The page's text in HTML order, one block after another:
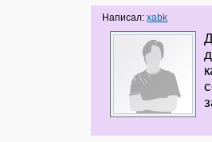
Написал:xabk